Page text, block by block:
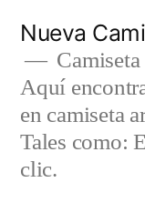
contenido
Nueva
Aquí
en camiseta
Tales como:
clic.